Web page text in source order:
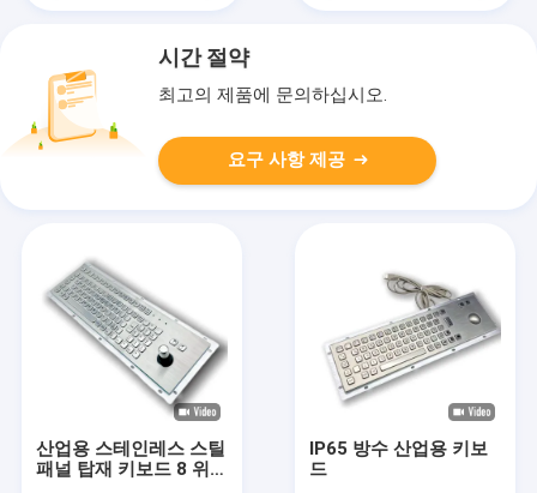
시간 절약
최고의 제품에 문의하십시오.
요구 사항 제공
산업용 스테인레스 스틸
패널 탑재 키보드 8 위
IP65 방수 산업용 키보
드